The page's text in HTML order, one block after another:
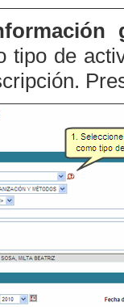
tipo de